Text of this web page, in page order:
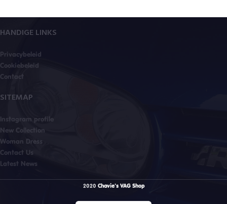
HANDIGE LINKS
Privacybeleid
Cookiebeleid
Contact
SITEMAP
Instagram profile
New Collection
Woman Dress
Contact Us
Latest News
2020 Chavie's VAG Shop